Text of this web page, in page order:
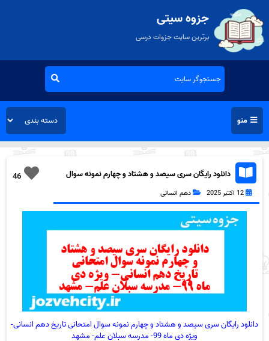
جزوه سیتی
برترین سایت جزوات درسی
منو
46
دانلود رایگان سری سیصد و هشتاد و چهارم نمونه سوال
تاریخ دهم انسانی به همراه pdf
12 اکتبر 2025 دهم انسانی
دانلود رایگان سری سیصد و هشتاد و چهارم نمونه سوال امتحانی تاریخ دهم انسانی-
ویژه دی ماه 99- مدرسه سبلان علم- مشهد